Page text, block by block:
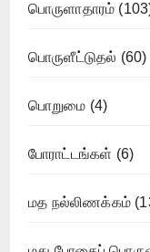
பொருளாதாரம்
பொருளீட்டுதல் (60)
பொறுமை (4)
போராட்டங்கள் (6)
மத நல்லிணக்கம்